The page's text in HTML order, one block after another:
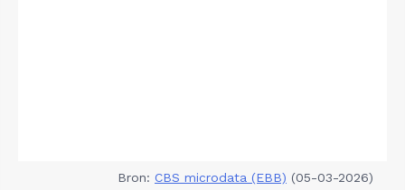
Bron: CBS microdata (EBB) (05-03-2026)